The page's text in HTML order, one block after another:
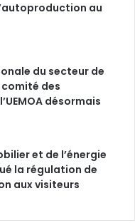
au
du secteur de
comité des
désormais
et de l’énergie
la régulation de
aux visiteurs